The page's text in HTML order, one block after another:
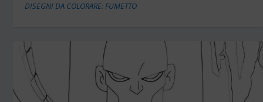
DISEGNI DA COLORARE: FUMETTO